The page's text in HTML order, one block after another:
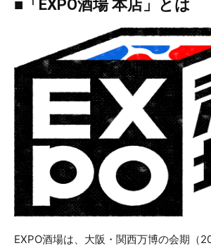
■「EXPO酒場 本店」とは
EXPO酒場は、大阪・関西万博の会期（